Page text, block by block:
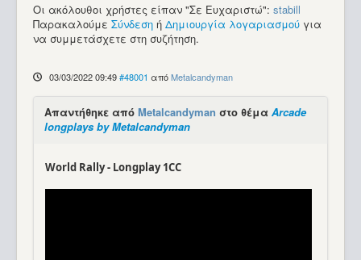
Οι ακόλουθοι χρήστες είπαν "Σε Ευχαριστώ": stabill
Παρακαλούμε Σύνδεση ή Δημιουργία λογαριασμού για
να συμμετάσχετε στη συζήτηση.
03/03/2022 09:49 #48001 απόMetalcandyman
Απαντήθηκε από Metalcandyman στο θέμα Arcade
longplays by Metalcandyman
World Rally - Longplay 1CC